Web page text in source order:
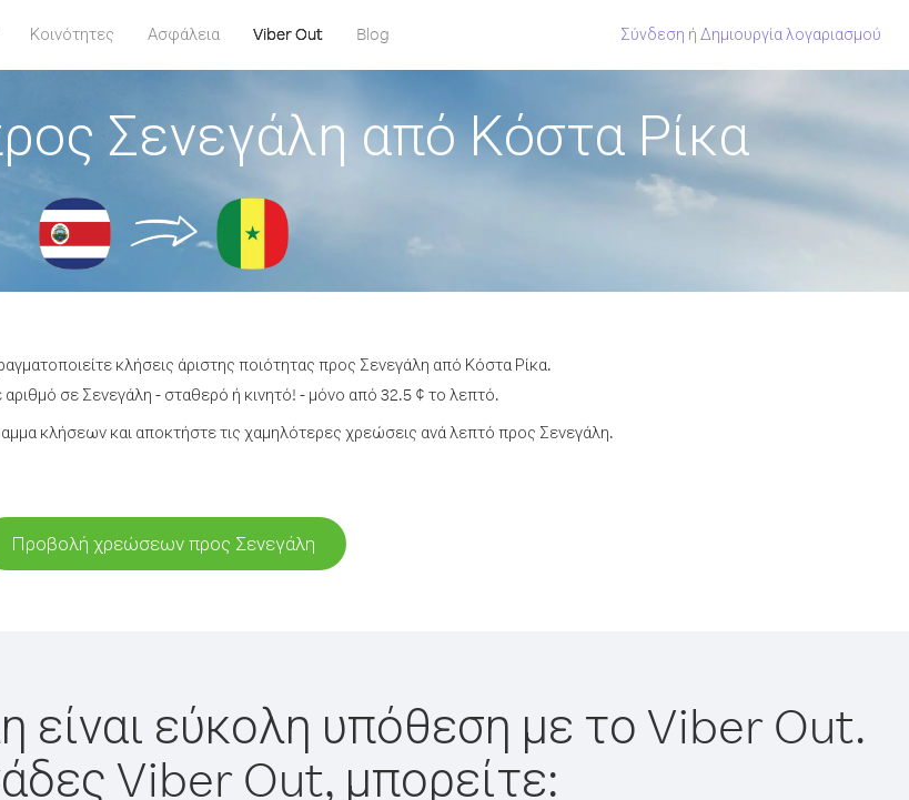
Κοινότητες Ασφάλεια Viber Out Blog Σύνδεση ή Δημιουργία λογαριασμού
Σενεγάλη από Κόστα Ρίκα
κλήσεις άριστης ποιότητας προς Σενεγάλη από Κόστα Ρίκα.
σε Σενεγάλη - σταθερό ή κινητό! - μόνο από 32.5 ¢ το λεπτό.
κλήσεων και αποκτήστε τις χαμηλότερες χρεώσεις ανά λεπτό προς Σενεγάλη.
Προβολή χρεώσεων προς Σενεγάλη
είναι εύκολη υπόθεση με το Viber Out.
Viber Out, μπορείτε: